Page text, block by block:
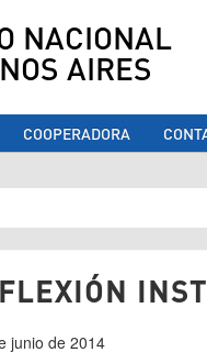
NACIONAL
AIRES
COOPERADORA
aquí
junio de 2014